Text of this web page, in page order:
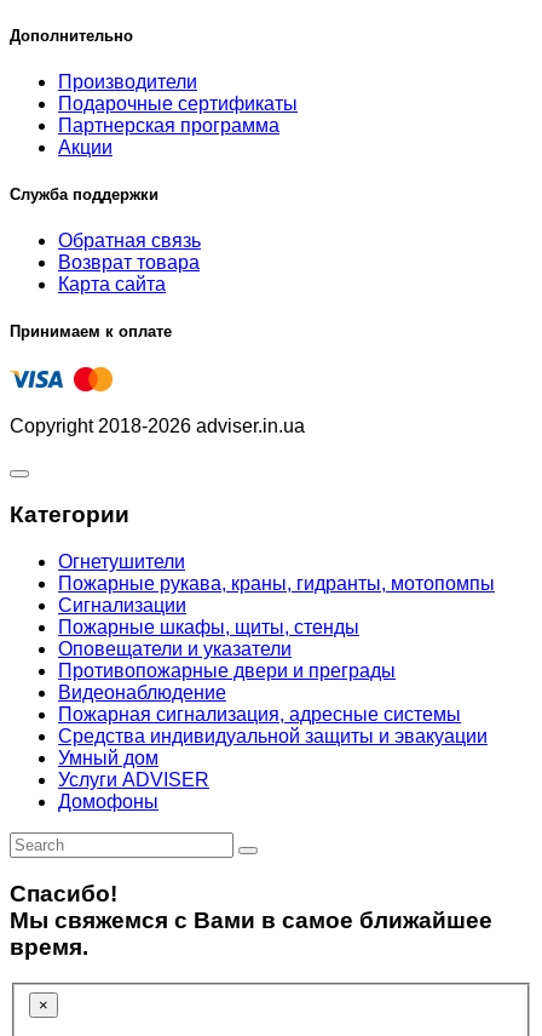
Дополнительно
Производители
Подарочные сертификаты
Партнерская программа
Акции
Служба поддержки
Обратная связь
Возврат товара
Карта сайта
Принимаем к оплате
Copyright 2018-2026 adviser.in.ua
Категории
Огнетушители
Пожарные рукава, краны, гидранты, мотопомпы
Сигнализации
Пожарные шкафы, щиты, стенды
Оповещатели и указатели
Противопожарные двери и преграды
Видеонаблюдение
Пожарная сигнализация, адресные системы
Средства индивидуальной защиты и эвакуации
Умный дом
Услуги ADVISER
Домофоны
Спасибо!
Мы свяжемся с Вами в самое ближайшее
время.
×